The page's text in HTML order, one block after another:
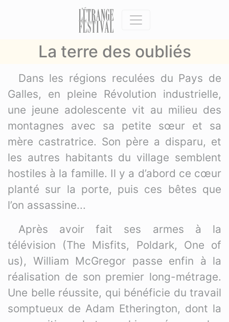
La terre des oubliés
Dans les régions reculées du Pays de
Galles, en pleine Révolution industrielle,
une jeune adolescente vit au milieu des
montagnes avec sa petite sœur et sa
mère castratrice. Son père a disparu, et
les autres habitants du village semblent
hostiles à la famille. Il y a d’abord ce cœur
planté sur la porte, puis ces bêtes que
l’on assassine...
Après avoir fait ses armes à la
télévision (The Misfits, Poldark, One of
us), William McGregor passe enfin à la
réalisation de son premier long-métrage.
Une belle réussite, qui bénéficie du travail
somptueux de Adam Etherington, dont la